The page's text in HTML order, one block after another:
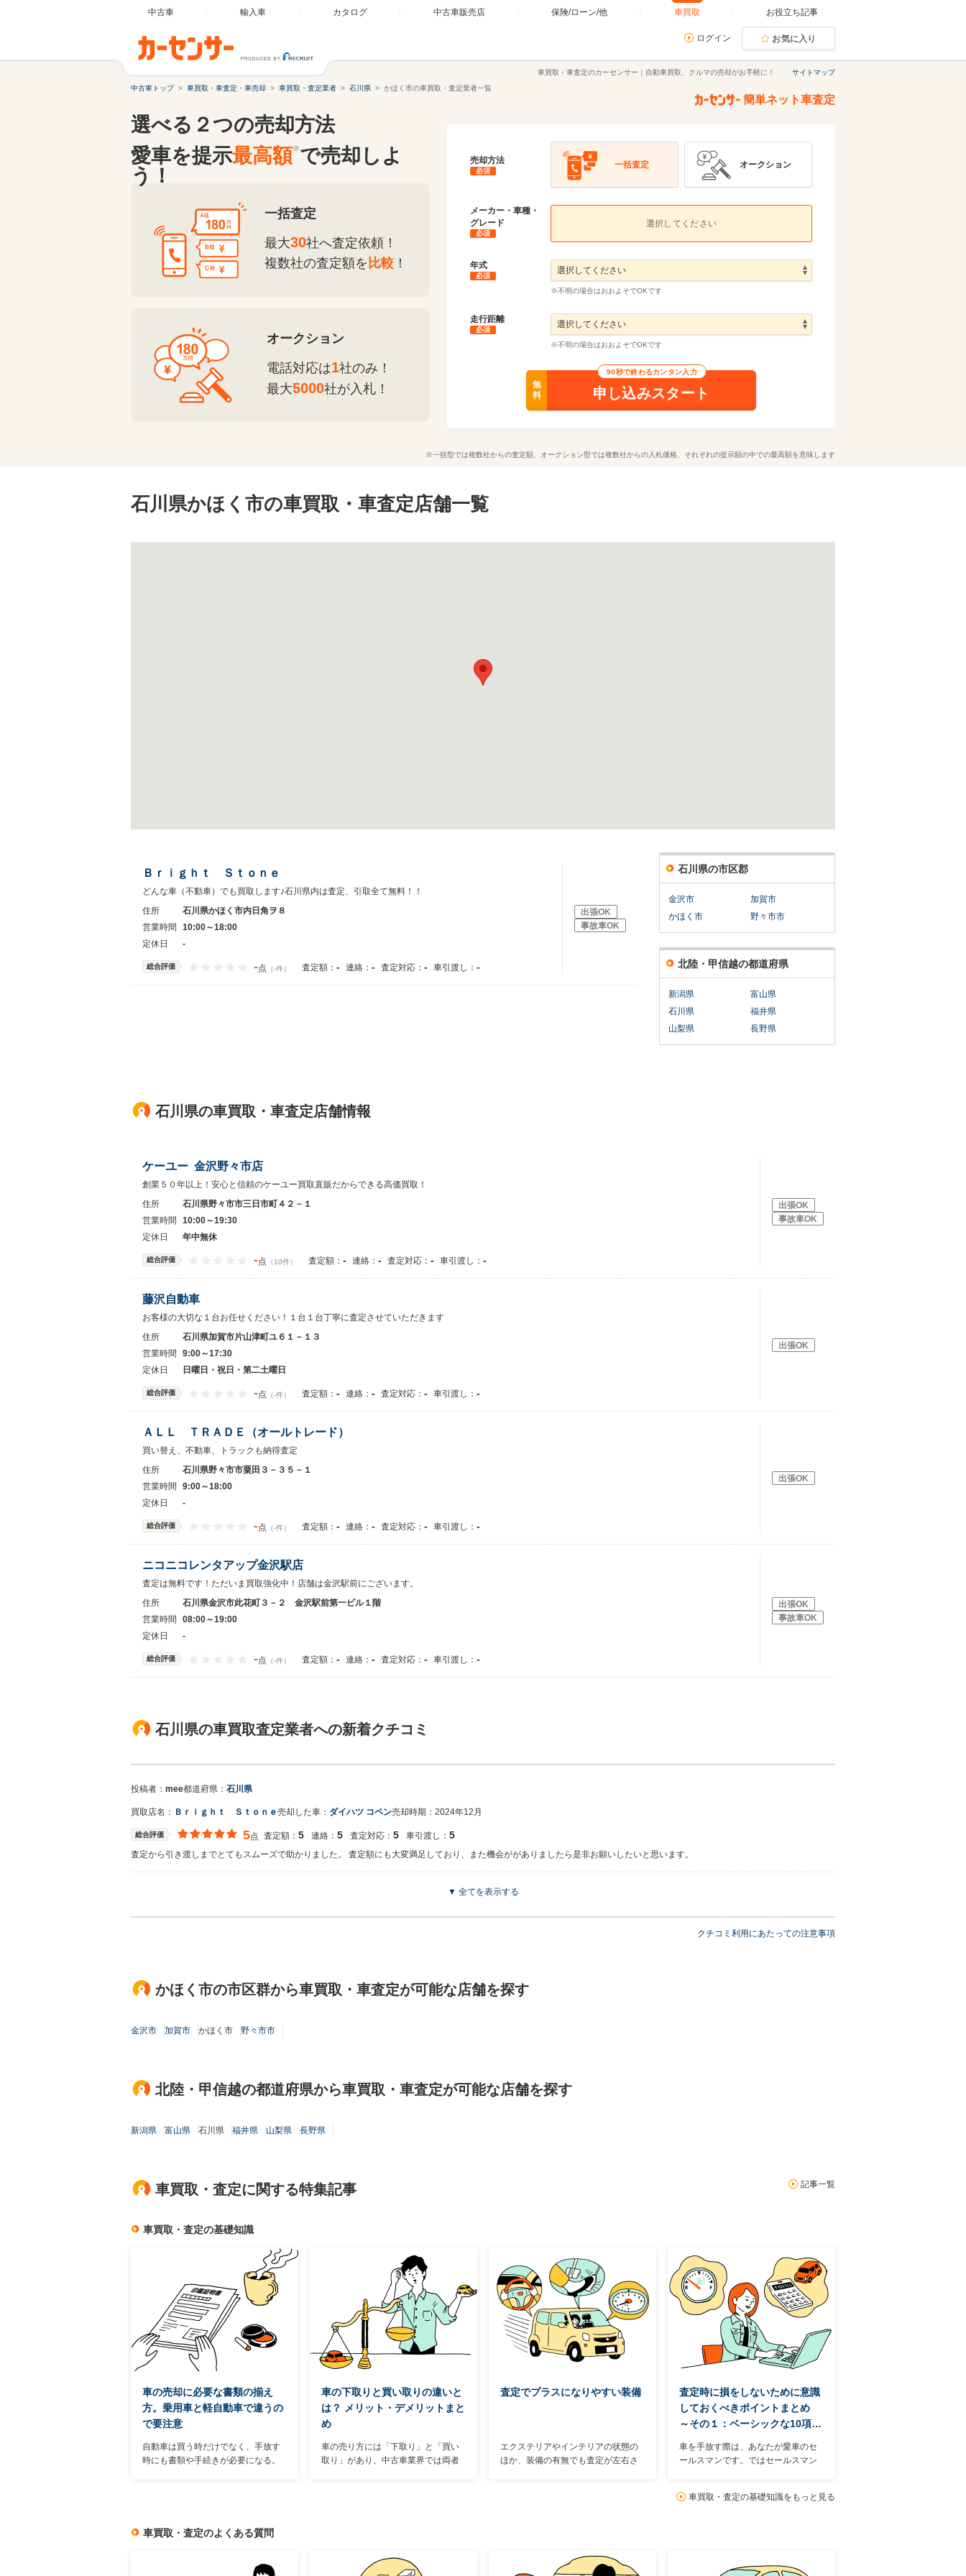
中古車 輸入車 カタログ 中古車販売店 保険/ローン/他 車買取 お役立ち記事
ログイン お気に入り
サイトマップ
車買取・車査定のカーセンサー｜自動車買取、クルマの売却がお手軽に！
中古車トップ
車買取・車査定・車売却 車買取・査定業者 石川県 かほく市の車買取・査定業者一覧
選べる２つの売却方法
愛車を提示最高額※で売却しよ
う！
一括査定
最大30社へ査定依頼！
複数社の査定額を 比較 ！
オークション
電話対応は1社のみ！
最大5000社が入札！
簡単ネット車査定
売却方法
必須
一括査定 オークション
メーカー・車種・
グレード
必須
選択してください
年式
必須
※不明の場合はおおよそでOKです
走行距離
必須
※不明の場合はおおよそでOKです
90秒で終わるカンタン入力
無
料
申し込みスタート
※一括型では複数社からの査定額、オークション型では複数社からの入札価格、それぞれの提示額の中での最高額を意味します
石川県かほく市の車買取・車査定店舗一覧
Ｂｒｉｇｈｔ Ｓｔｏｎｅ
どんな車（不動車）でも買取します♪石川県内は査定、引取全て無料！！
住所
石川県かほく市内日角ヲ８
営業時間
10:00～18:00
定休日
-
総合評価 -点 （-件） 査定額： - 連絡： - 査定対応： - 車引渡し： -
出張OK
事故車OK
石川県の市区郡
金沢市
加賀市
かほく市
野々市市
北陸・甲信越の都道府県
新潟県
富山県
石川県
福井県
山梨県
長野県
石川県の車買取・車査定店舗情報
ケーユー 金沢野々市店
創業５０年以上！安心と信頼のケーユー買取直販だからできる高価買取！
住所
石川県野々市市三日市町４２－１
営業時間
10:00～19:30
定休日
年中無休
総合評価 -点 （10件） 査定額： - 連絡： - 査定対応： - 車引渡し： -
出張OK
事故車OK
藤沢自動車
お客様の大切な１台お任せください！１台１台丁寧に査定させていただきます
住所
石川県加賀市片山津町ユ６１－１３
営業時間
9:00～17:30
定休日
日曜日・祝日・第二土曜日
総合評価 -点 （-件） 査定額： - 連絡： - 査定対応： - 車引渡し： -
出張OK
ＡＬＬ ＴＲＡＤＥ（オールトレード）
買い替え、不動車、トラックも納得査定
住所
石川県野々市市粟田３－３５－１
営業時間
9:00～18:00
定休日
-
総合評価 -点 （-件） 査定額： - 連絡： - 査定対応： - 車引渡し： -
出張OK
ニコニコレンタアップ金沢駅店
査定は無料です！ただいま買取強化中！店舗は金沢駅前にございます。
住所
石川県金沢市此花町３－２ 金沢駅前第一ビル１階
営業時間
08:00～19:00
定休日
-
総合評価 -点 （-件） 査定額： - 連絡： - 査定対応： - 車引渡し： -
出張OK
事故車OK
石川県の車買取査定業者への新着クチコミ
投稿者： mee都道府県： 石川県
買取店名： Ｂｒｉｇｈｔ Ｓｔｏｎｅ売却した車： ダイハツ コペン売却時期： 2024年12月
総合評価 5点 査定額： 5 連絡： 5 査定対応： 5 車引渡し： 5
査定から引き渡しまでとてもスムーズで助かりました。 査定額にも大変満足しており、また機会ががありましたら是非お願いしたいと思います。
▼ 全てを表示する
クチコミ利用にあたっての注意事項
かほく市の市区群から車買取・車査定が可能な店舗を探す
金沢市 加賀市 かほく市 野々市市
北陸・甲信越の都道府県から車買取・車査定が可能な店舗を探す
新潟県 富山県 石川県 福井県 山梨県 長野県
車買取・査定に関する特集記事 記事一覧
車買取・査定の基礎知識
車の売却に必要な書類の揃え
方。乗用車と軽自動車で違うの
で要注意
自動車は買う時だけでなく、手放す
時にも書類や手続きが必要になる。
車の下取りと買い取りの違いと
は？ メリット・デメリットまと
め
車の売り方には「下取り」と「買い
取り」があり、中古車業界では両者
どを解説する。まずは両者の違いか
ら説明しよう。
査定でプラスになりやすい装備
エクステリアやインテリアの状態の
ほか、装備の有無でも査定が左右さ
査定時に損をしないために意識
しておくべきポイントまとめ
～その１：ベーシックな10項…
車を手放す際は、あなたが愛車のセ
ールスマンです。ではセールスマン
19項目ある。中には日頃の使い方次
車買取・査定の基礎知識をもっと見る
車買取・査定のよくある質問